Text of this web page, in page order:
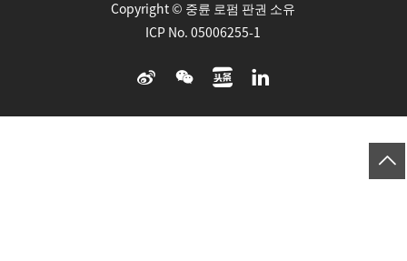
Copyright © 중륜 로펌 판권 소유
ICP No. 05006255-1